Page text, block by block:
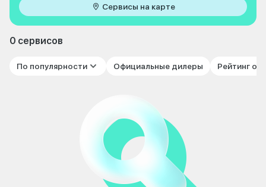
Сервисы на карте
0 сервисов
По популярности Официальные дилеры Рейтинг